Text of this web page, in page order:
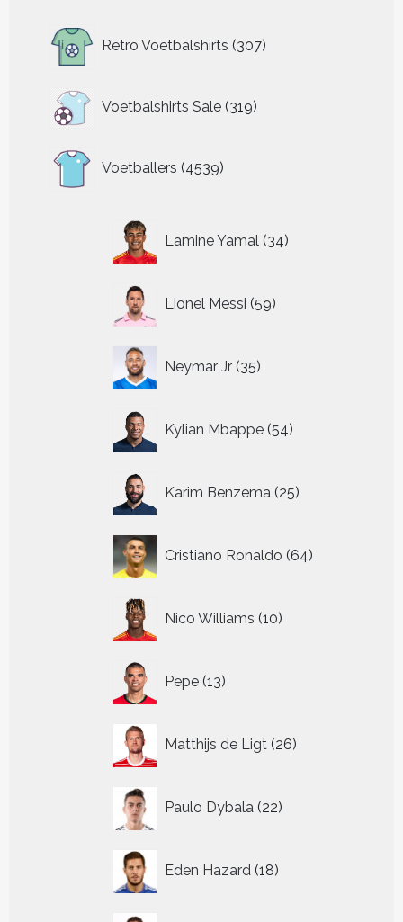
Retro Voetbalshirts 307
producten
Voetbalshirts Sale 319
319
producten
Voetballers 4539
producten
Lamine Yamal 34
producten
Lionel Messi 59
producten
Neymar Jr 35
producten
Kylian Mbappe 54
producten
Karim Benzema 25
producten
Cristiano Ronaldo 64
producten
Nico Williams 10
producten
Pepe 13
producten
Matthijs de Ligt 26
producten
Paulo Dybala 22
producten
Eden Hazard 18
producten